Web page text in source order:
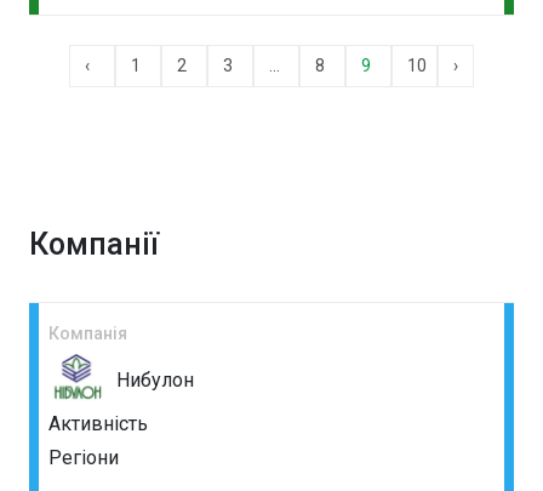
‹ 1 2 3 8 9 10 ›
Компанії
Компанія
Нибулон
Активність
Регіони